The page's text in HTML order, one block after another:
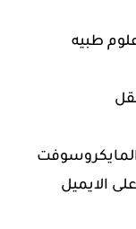
طبيه
الايميل